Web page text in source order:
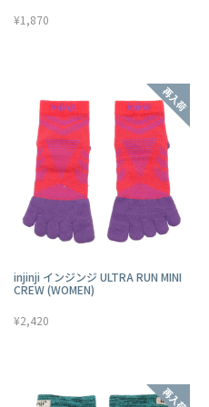
¥1,870
injinji インジンジ ULTRA RUN MINI
CREW (WOMEN)
¥2,420